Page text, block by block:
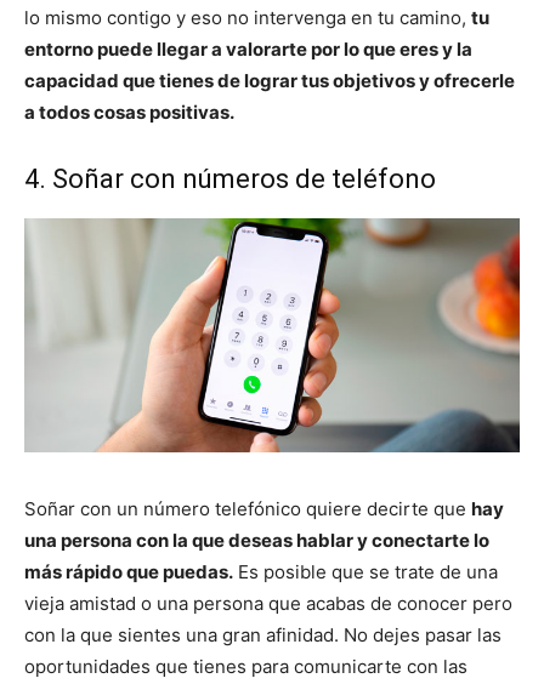
lo mismo contigo y eso no intervenga en tu camino, tu
entorno puede llegar a valorarte por lo que eres y la
capacidad que tienes de lograr tus objetivos y ofrecerle
a todos cosas positivas.
4. Soñar con números de teléfono
Soñar con un número telefónico quiere decirte que hay
una persona con la que deseas hablar y conectarte lo
más rápido que puedas. Es posible que se trate de una
vieja amistad o una persona que acabas de conocer pero
con la que sientes una gran afinidad. No dejes pasar las
oportunidades que tienes para comunicarte con las